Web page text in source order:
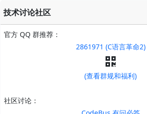
技术讨论社区
官方 QQ 群推荐：
2861971 (C语言革命2)
(查看群规和福利)
社区讨论：